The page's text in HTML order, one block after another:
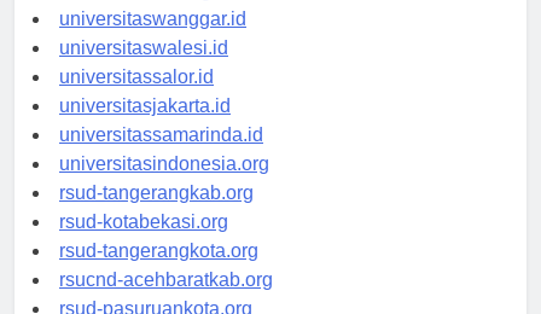
universitassorong.id
universitaswanggar.id
universitaswalesi.id
universitassalor.id
universitasjakarta.id
universitassamarinda.id
universitasindonesia.org
rsud-tangerangkab.org
rsud-kotabekasi.org
rsud-tangerangkota.org
rsucnd-acehbaratkab.org